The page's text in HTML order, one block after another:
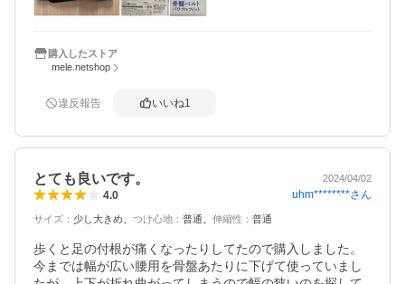
購入したストア
mele.netshop
違反報告 いいね1
とても良いです。 2024/04/02
4.0 uhm********さん
サイズ ： 少し大きめ つけ心地 ： 普通 伸縮性 ： 普通
歩くと足の付根が痛くなったりしてたので購入しました。
今までは幅が広い腰用を骨盤あたりに下げて使っていまし